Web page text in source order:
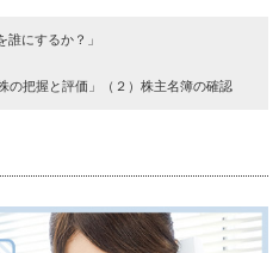
にするか？」
把握と評価」（２）株主名簿の確認